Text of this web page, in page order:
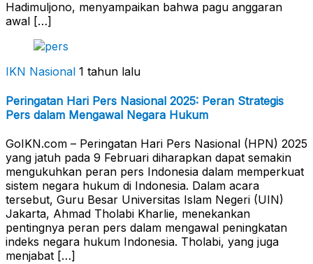
Hadimuljono, menyampaikan bahwa pagu anggaran
awal […]
IKN Nasional 1 tahun lalu
Peringatan Hari Pers Nasional 2025: Peran Strategis
Pers dalam Mengawal Negara Hukum
GoIKN.com – Peringatan Hari Pers Nasional (HPN) 2025
yang jatuh pada 9 Februari diharapkan dapat semakin
mengukuhkan peran pers Indonesia dalam memperkuat
sistem negara hukum di Indonesia. Dalam acara
tersebut, Guru Besar Universitas Islam Negeri (UIN)
Jakarta, Ahmad Tholabi Kharlie, menekankan
pentingnya peran pers dalam mengawal peningkatan
indeks negara hukum Indonesia. Tholabi, yang juga
menjabat […]